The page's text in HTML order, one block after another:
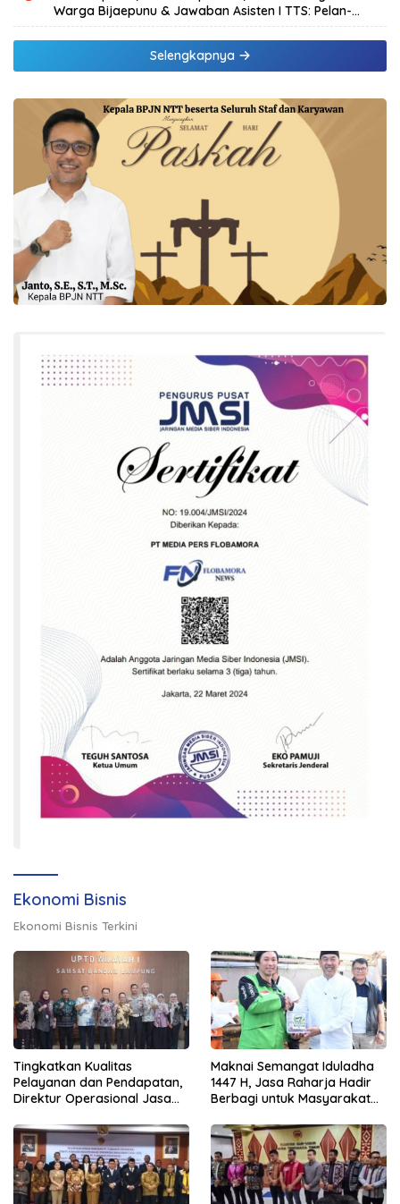
Warga Bijaepunu & Jawaban Asisten I TTS: Pelan-
pelan, Tapi Pasti.
Selengkapnya
Ekonomi Bisnis
Ekonomi Bisnis Terkini
Tingkatkan Kualitas
Pelayanan dan Pendapatan,
Direktur Operasional Jasa
di Lampung dan Tinjau
Samsat Rajabasa
Maknai Semangat Iduladha
1447 H, Jasa Raharja Hadir
Berbagi untuk Masyarakat
Daging Kurban